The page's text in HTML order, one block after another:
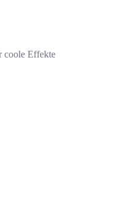
coole Effekte